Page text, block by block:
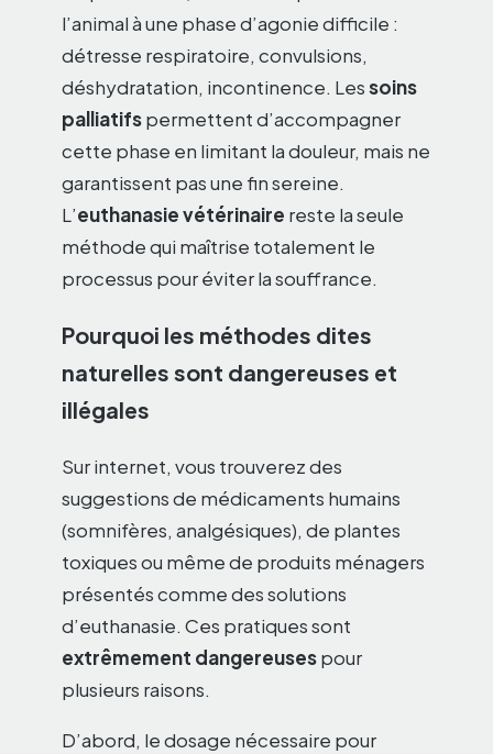
l’animal à une phase d’agonie difficile :
détresse respiratoire, convulsions,
déshydratation, incontinence. Lessoins
palliatifspermettent d’accompagner
cette phase en limitant la douleur, mais ne
garantissent pas une fin sereine.
L’euthanasie vétérinaire reste la seule
méthode qui maîtrise totalement le
processus pour éviter la souffrance.
Pourquoi les méthodes dites
naturelles sont dangereuses et
illégales
Sur internet, vous trouverez des
suggestions de médicaments humains
(somnifères, analgésiques), de plantes
toxiques ou même de produits ménagers
présentés comme des solutions
d’euthanasie. Ces pratiques sont
extrêmement dangereusespour
plusieurs raisons.
D’abord, le dosage nécessaire pour